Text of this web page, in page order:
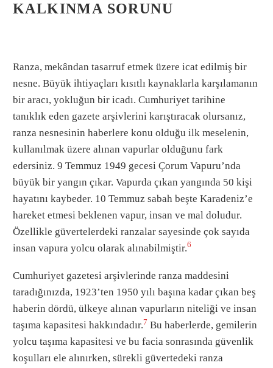
KALKINMA SORUNU
Ranza, mekândan tasarruf etmek üzere icat edilmiş bir
nesne. Büyük ihtiyaçları kısıtlı kaynaklarla karşılamanın
bir aracı, yokluğun bir icadı. Cumhuriyet tarihine
tanıklık eden gazete arşivlerini karıştıracak olursanız,
ranza nesnesinin haberlere konu olduğu ilk meselenin,
kullanılmak üzere alınan vapurlar olduğunu fark
edersiniz. 9 Temmuz 1949 gecesi Çorum Vapuru’nda
büyük bir yangın çıkar. Vapurda çıkan yangında 50 kişi
hayatını kaybeder. 10 Temmuz sabah beşte Karadeniz’e
hareket etmesi beklenen vapur, insan ve mal doludur.
Özellikle güvertelerdeki ranzalar sayesinde çok sayıda
insan vapura yolcu olarak alınabilmiştir.6
Cumhuriyet gazetesi arşivlerinde ranza maddesini
taradığınızda, 1923’ten 1950 yılı başına kadar çıkan beş
haberin dördü, ülkeye alınan vapurların niteliği ve insan
taşıma kapasitesi hakkındadır.7 Bu haberlerde, gemilerin
yolcu taşıma kapasitesi ve bu facia sonrasında güvenlik
koşulları ele alınırken, sürekli güvertedeki ranza